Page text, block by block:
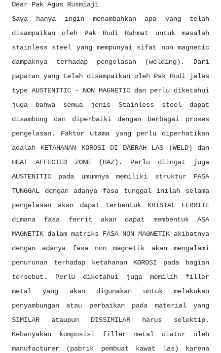
Dear Pak Agus Rusmiaji
Saya hanya ingin menambahkan apa yang telah
disampaikan oleh Pak Rudi Rahmat untuk masalah
stainless steel yang mempunyai sifat non magnetic
dampaknya terhadap pengelasan (welding). Dari
paparan yang telah disampaikan oleh Pak Rudi jelas
type AUSTENITIC - NON MAGNETIC dan perlu diketahui
juga bahwa semua jenis Stainless steel dapat
disambung dan diperbaiki dengan berbagai proses
pengelasan. Faktor utama yang perlu diperhatikan
adalah KETAHANAN KOROSI DI DAERAH LAS (WELD) dan
HEAT AFFECTED ZONE (HAZ). Perlu diingat juga
AUSTENITIC pada umumnya memiliki struktur FASA
TUNGGAL dengan adanya fasa tunggal inilah selama
pengelasan akan dapat terbentuk KRISTAL FERRITE
dimana fasa ferrit akan dapat membentuk ASA
MAGNETIK dalam matriks FASA NON MAGNETIK akibatnya
dengan adanya fasa non magnetik akan mengalami
penurunan terhadap ketahanan KOROSI pada bagian
tersebut. Perlu diketahui juga memilih filler
metal yang akan digunakan untuk melakukan
penyambungan atau perbaikan pada material yang
SIMILAR ataupun DISSIMILAR harus selektip.
Kebanyakan komposisi filler metal diatur oleh
manufacturer (pabrik pembuat kawat las) karena